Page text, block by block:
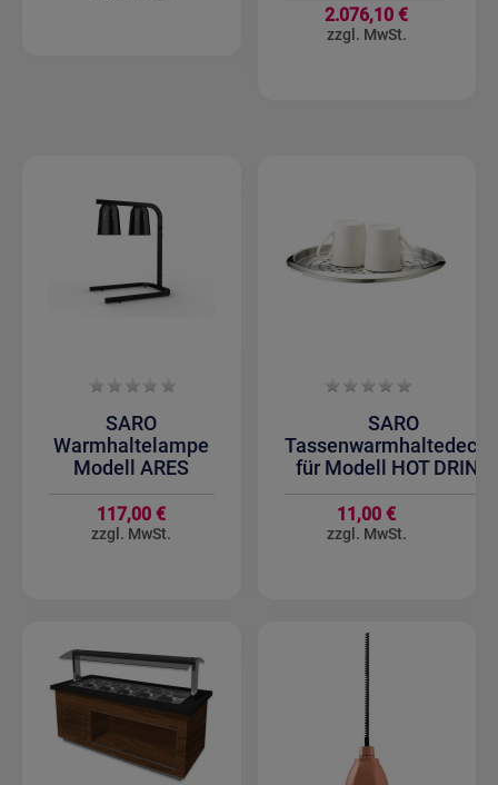
2.076,10 €
SARO
Warmhaltelampe
Modell ARES
117,00 €
SARO
für Modell HOT DRINK
11,00 €